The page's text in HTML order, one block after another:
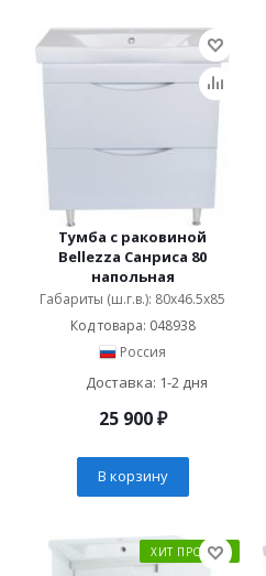
Тумба с раковиной
Bellezza Санриса 80
напольная
Габариты (ш.г.в.): 80x46.5x85
Код товара: 048938
Россия
Доставка: 1-2 дня
25 900₽
В корзину
ХИТ ПРОДАЖ